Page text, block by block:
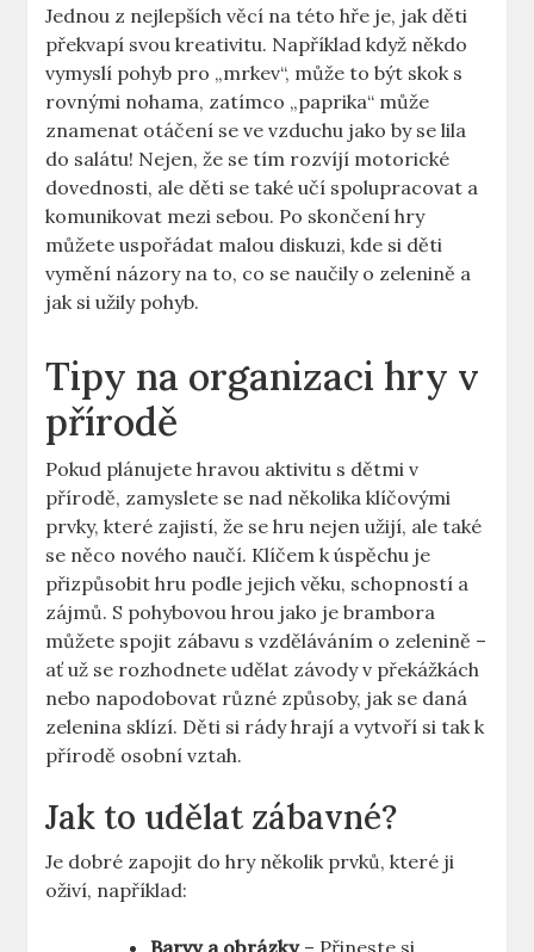
Jednou z nejlepších věcí na této hře je, jak děti
překvapí svou kreativitu. Například když někdo
vymyslí pohyb pro „mrkev“, může to být skok s
rovnými nohama, zatímco „paprika“ může
znamenat otáčení se ve vzduchu jako by se lila
do salátu! Nejen, že se tím rozvíjí motorické
dovednosti, ale děti se také učí spolupracovat a
komunikovat mezi sebou. Po skončení hry
můžete uspořádat malou diskuzi, kde si děti
vymění názory na to, co se naučily o zelenině a
jak si užily pohyb.
Tipy na organizaci hry v
přírodě
Pokud plánujete hravou aktivitu s dětmi v
přírodě, zamyslete se nad několika klíčovými
prvky, které zajistí, že se hru nejen užijí, ale také
se něco nového naučí. Klíčem k úspěchu je
přizpůsobit hru podle jejich věku, schopností a
zájmů. S pohybovou hrou jako je brambora
můžete spojit zábavu s vzděláváním o zelenině –
ať už se rozhodnete udělat závody v překážkách
nebo napodobovat různé způsoby, jak se daná
zelenina sklízí. Děti si rády hrají a vytvoří si tak k
přírodě osobní vztah.
Jak to udělat zábavné?
Je dobré zapojit do hry několik prvků, které ji
oživí, například:
Barvy a obrázky– Přineste si